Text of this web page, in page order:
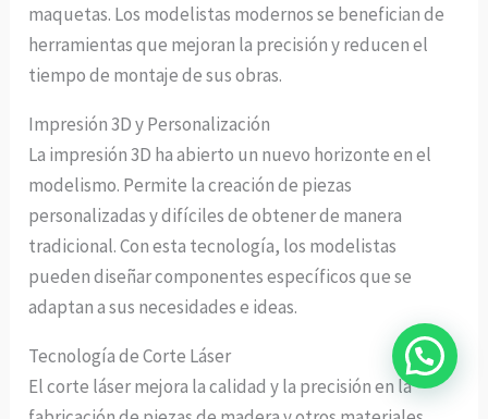
maquetas. Los modelistas modernos se benefician de
herramientas que mejoran la precisión y reducen el
tiempo de montaje de sus obras.
Impresión 3D y Personalización
La impresión 3D ha abierto un nuevo horizonte en el
modelismo. Permite la creación de piezas
personalizadas y difíciles de obtener de manera
tradicional. Con esta tecnología, los modelistas
pueden diseñar componentes específicos que se
adaptan a sus necesidades e ideas.
Tecnología de Corte Láser
El corte láser mejora la calidad y la precisión en la